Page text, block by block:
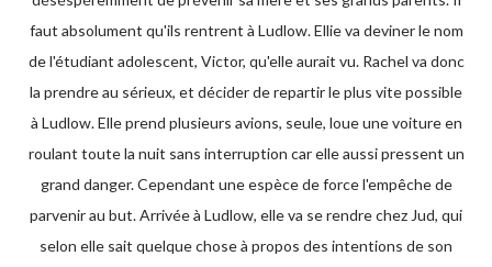
faut absolument qu'ils rentrent à Ludlow. Ellie va deviner le nom
de l'étudiant adolescent, Victor, qu'elle aurait vu. Rachel va donc
la prendre au sérieux, et décider de repartir le plus vite possible
à Ludlow. Elle prend plusieurs avions, seule, loue une voiture en
roulant toute la nuit sans interruption car elle aussi pressent un
grand danger. Cependant une espèce de force l'empêche de
parvenir au but. Arrivée à Ludlow, elle va se rendre chez Jud, qui
selon elle sait quelque chose à propos des intentions de son